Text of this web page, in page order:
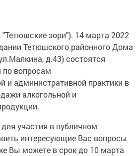
зори"). 14 марта 2022
Тетюшского районного Дома
д.43) состоятся
по вопросам
и административной практики в
алкогольной и
участия в публичном
интересующие Вас вопросы
Вы можете в срок до 10 марта